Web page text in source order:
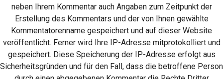
neben Ihrem Kommentar auch Angaben zum Zeitpunkt der
Erstellung des Kommentars und der von Ihnen gewählte
Kommentatorenname gespeichert und auf dieser Website
veröffentlicht. Ferner wird Ihre IP-Adresse mitprotokolliert und
gespeichert. Diese Speicherung der IP-Adresse erfolgt aus
Sicherheitsgründen und für den Fall, dass die betroffene Person